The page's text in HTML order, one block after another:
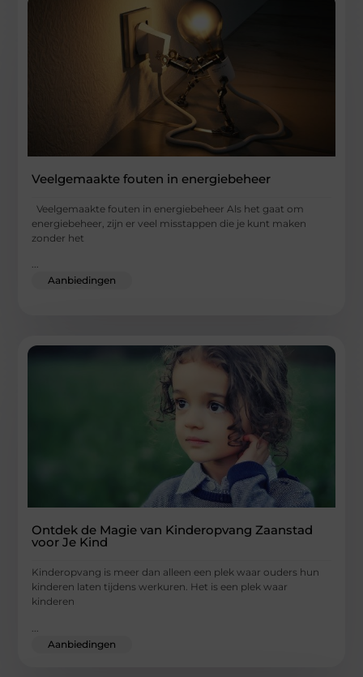
Veelgemaakte fouten in energiebeheer
Veelgemaakte fouten in energiebeheer Als het gaat om
energiebeheer, zijn er veel misstappen die je kunt maken
zonder het
...
Aanbiedingen
Ontdek de Magie van Kinderopvang Zaanstad
voor Je Kind
Kinderopvang is meer dan alleen een plek waar ouders hun
kinderen laten tijdens werkuren. Het is een plek waar
kinderen
Aanbiedingen